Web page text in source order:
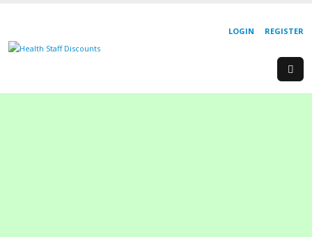
REGISTER
LOGIN